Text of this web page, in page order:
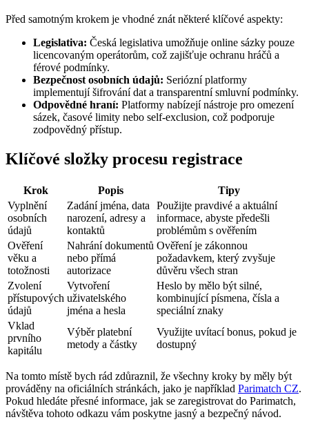
Před samotným krokem je vhodné znát některé klíčové aspekty:
Legislativa: Česká legislativa umožňuje online sázky pouze
licencovaným operátorům, což zajišťuje ochranu hráčů a
férové podmínky.
Bezpečnost osobních údajů: Seriózní platformy
implementují šifrování dat a transparentní smluvní podmínky.
Odpovědné hraní: Platformy nabízejí nástroje pro omezení
sázek, časové limity nebo self-exclusion, což podporuje
zodpovědný přístup.
Klíčové složky procesu registrace
Krok Popis
Tipy
Vyplnění
osobních
údajů
Zadání jména, data
narození, adresy a
kontaktů
Použijte pravdivé a aktuální
informace, abyste předešli
problémům s ověřením
Ověření
věku a
totožnosti
Nahrání dokumentů
nebo přímá
autorizace
Ověření je zákonnou
požadavkem, který zvyšuje
důvěru všech stran
Zvolení
přístupových
údajů
Vytvoření
uživatelského
jména a hesla
Heslo by mělo být silné,
kombinující písmena, čísla a
speciální znaky
Vklad
prvního
kapitálu
Výběr platební
metody a částky
Využijte uvítací bonus, pokud je
dostupný
Na tomto místě bych rád zdůraznil, že všechny kroky by měly být
prováděny na oficiálních stránkách, jako je například Parimatch CZ.
Pokud hledáte přesné informace, jak se zaregistrovat do Parimatch,
návštěva tohoto odkazu vám poskytne jasný a bezpečný návod.